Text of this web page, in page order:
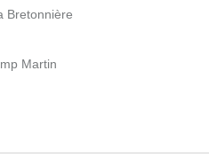
Bretonnière
Martin